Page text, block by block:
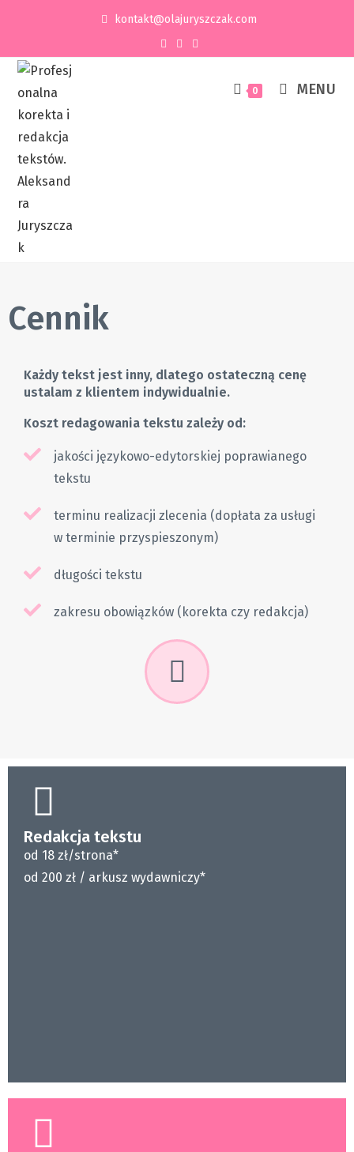
kontakt@olajuryszczak.com
0 MENU
Cennik
Każdy tekst jest inny, dlatego ostateczną cenę
ustalam z klientem indywidualnie.
Koszt redagowania tekstu zależy od:
jakości językowo-edytorskiej poprawianego
tekstu
terminu realizacji zlecenia (dopłata za usługi
w terminie przyspieszonym)
długości tekstu
zakresu obowiązków (korekta czy redakcja)
Redakcja tekstu
od 18 zł/strona*
od 200 zł / arkusz wydawniczy*